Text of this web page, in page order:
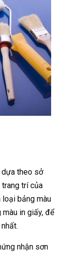
dựa theo sở
trí của
loại bảng màu
in giấy, để
nhận sơn